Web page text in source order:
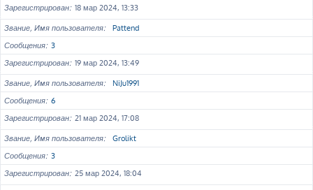
Зарегистрирован 18 мар 2024, 13:33
Звание, Имя пользователя
Pattend
Сообщения 3
Зарегистрирован 19 мар 2024, 13:49
Звание, Имя пользователя
NiJu1991
Сообщения 6
Зарегистрирован 21 мар 2024, 17:08
Звание, Имя пользователя
Grolikt
Сообщения 3
Зарегистрирован 25 мар 2024, 18:04